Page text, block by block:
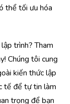
thể tối ưu hóa
trình? Tham
Chúng tôi cung
kiến thức lập
tế để tự tin làm
trọng để bạn